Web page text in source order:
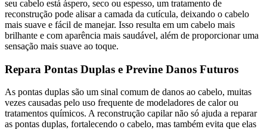
seu cabelo está áspero, seco ou espesso, um tratamento de
reconstrução pode alisar a camada da cutícula, deixando o cabelo
mais suave e fácil de manejar. Isso resulta em um cabelo mais
brilhante e com aparência mais saudável, além de proporcionar uma
sensação mais suave ao toque.
Repara Pontas Duplas e Previne Danos Futuros
As pontas duplas são um sinal comum de danos ao cabelo, muitas
vezes causadas pelo uso frequente de modeladores de calor ou
tratamentos químicos. A reconstrução capilar não só ajuda a reparar
as pontas duplas, fortalecendo o cabelo, mas também evita que elas